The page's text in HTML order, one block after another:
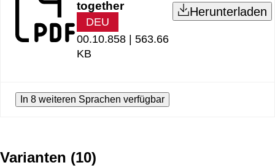
together
DEU
00.10.858 | 563.66
KB
Herunterladen
In 8 weiteren Sprachen verfügbar
Varianten (10)